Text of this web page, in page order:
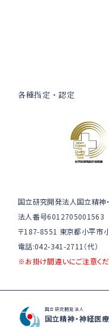
各種指定・認定
国立研究開発法人国立精神
法人番号6012705001563
〒187-8551 東京都小平市
電話:042-341-2711（代）
※お掛け間違いにご注意くだ
国立研究開発法人
国立精神・神経医